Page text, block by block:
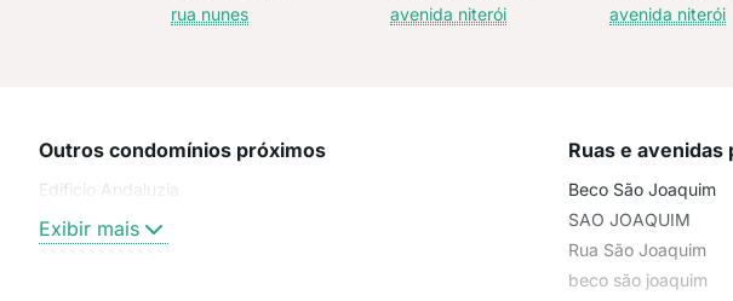
rua nunes avenida niterói avenida niterói
Outros condomínios próximos
Edificio Andaluzia
Exibir mais
Ruas e avenidas
Beco São Joaquim
SAO JOAQUIM
Rua São Joaquim
beco são joaquim